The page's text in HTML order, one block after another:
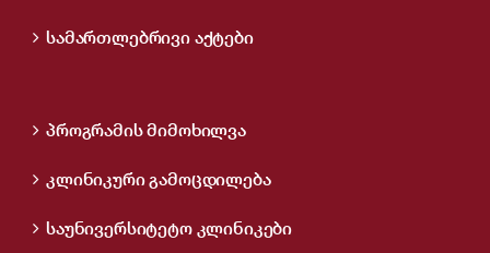
სამართლებრივი აქტები
პროგრამის მიმოხილვა
კლინიკური გამოცდილება
საუნივერსიტეტო კლინიკები